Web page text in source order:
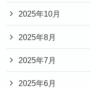
2025年10月
2025年8月
2025年7月
2025年6月